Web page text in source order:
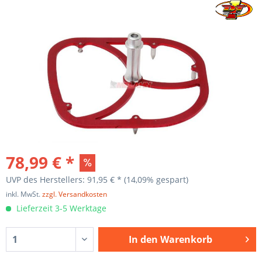
78,99 € *
UVP des Herstellers: 91,95 € * (14,09% gespart)
inkl. MwSt.zzgl. Versandkosten
Lieferzeit 3-5 Werktage
In den Warenkorb